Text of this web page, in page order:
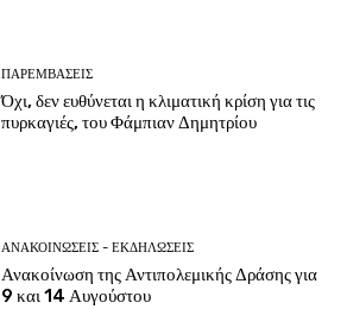
ΠΑΡΕΜΒΑΣΕΙΣ
Όχι, δεν ευθύνεται η κλιματική κρίση για τις
πυρκαγιές, του Φάμπιαν Δημητρίου
ΑΝΑΚΟΙΝΩΣΕΙΣ - ΕΚΔΗΛΩΣΕΙΣ
Ανακοίνωση της Αντιπολεμικής Δράσης για
9 και 14 Αυγούστου